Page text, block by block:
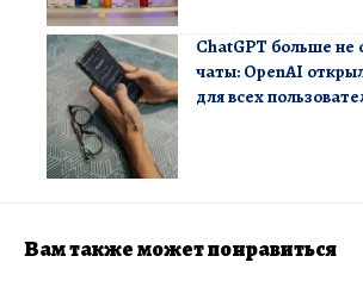
ChatGPT больше не
чаты: OpenAI
для всех
Вам также может понравиться